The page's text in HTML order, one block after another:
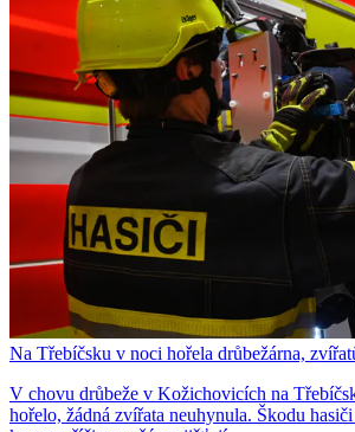
Na Třebíčsku v noci hořela drůbežárna,
V chovu drůbeže v Kožichovicích na
hořelo, žádná zvířata neuhynula. Škodu